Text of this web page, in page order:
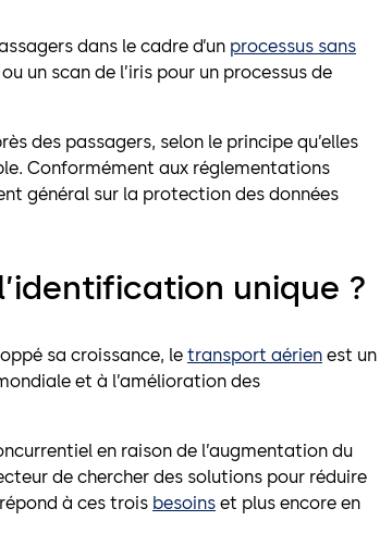
dans le cadre d’un processus sans
un scan de l’iris pour un processus de
des passagers, selon le principe qu’elles
Conformément aux réglementations
général sur la protection des données
unique ?
sa croissance, le transport aérien est un
et à l’amélioration des
en raison de l’augmentation du
de chercher des solutions pour réduire
à ces trois besoins et plus encore en